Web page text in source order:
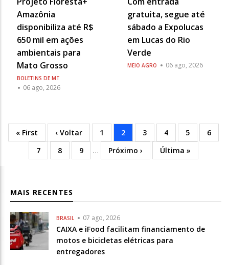
Amazônia
disponibiliza até R$
650 mil em ações
ambientais para
Mato Grosso
BOLETINS DE MT
06 ago, 2026
gratuita, segue até
sábado a Expolucas
em Lucas do Rio
Verde
MEIO AGRO 06 ago, 2026
Paginação
Primeira
página
« First
Página
anterior
‹ Voltar Página
1
Página
atual
2 Página
3 Página
4 Página
5
6
Página
7 Página
8 Página
9 … Próxima
Próximo ›
Última
página
Última »
MAIS RECENTES
BRASIL 07 ago, 2026
CAIXA e iFood facilitam financiamento de
motos e bicicletas elétricas para
entregadores